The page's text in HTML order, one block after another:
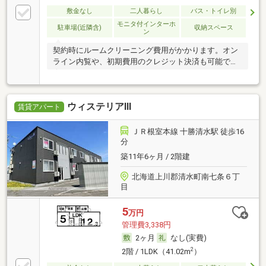
敷金なし 二人暮らし バス・トイレ別
駐車場(近隣含)
モニタ付インターホ
ン
収納スペース
契約時にルームクリーニング費用がかかります。オン
ライン内覧や、初期費用のクレジット決済も可能です
賃貸アパート ウィステリアⅢ
ＪＲ根室本線 十勝清水駅 徒歩16
分
築11年6ヶ月 / 2階建
北海道上川郡清水町南七条６丁
目
5万円
管理費3,338円
2ヶ月
なし(実費)
2階 / 1LDK（41.02m2）